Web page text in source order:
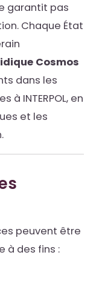
garantit pas
Chaque État
Cosmos
dans les
à INTERPOL, en
et les
peuvent être
à des fins :